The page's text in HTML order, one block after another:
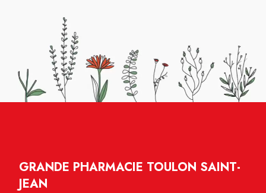
GRANDE PHARMACIE TOULON SAINT-
JEAN